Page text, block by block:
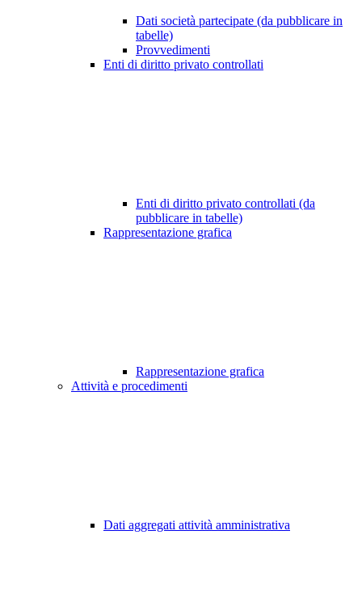
Dati società partecipate (da pubblicare in
tabelle)
Provvedimenti
Enti di diritto privato controllati
Enti di diritto privato controllati (da
pubblicare in tabelle)
Rappresentazione grafica
Rappresentazione grafica
Attività e procedimenti
Dati aggregati attività amministrativa